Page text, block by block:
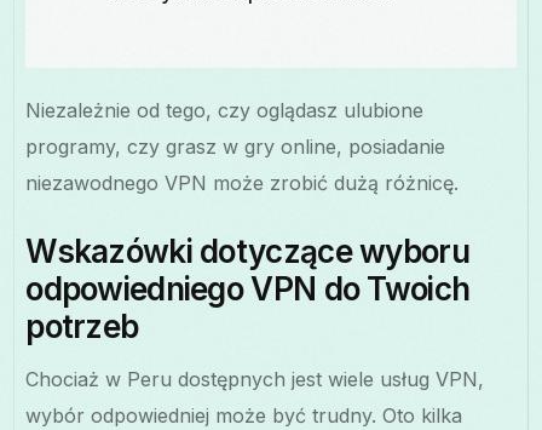
Niezależnie od tego, czy oglądasz ulubione
programy, czy grasz w gry online, posiadanie
niezawodnego VPN może zrobić dużą różnicę.
Wskazówki dotyczące wyboru
odpowiedniego VPN do Twoich
potrzeb
Chociaż w Peru dostępnych jest wiele usług VPN,
wybór odpowiedniej może być trudny. Oto kilka